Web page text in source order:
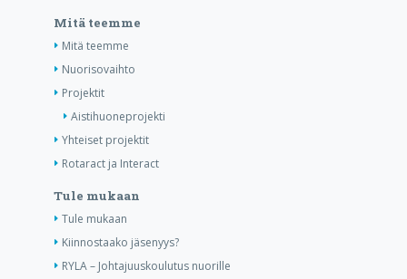
Mitä teemme
Mitä teemme
Nuorisovaihto
Projektit
Aistihuoneprojekti
Yhteiset projektit
Rotaract ja Interact
Tule mukaan
Tule mukaan
Kiinnostaako jäsenyys?
RYLA – Johtajuuskoulutus nuorille